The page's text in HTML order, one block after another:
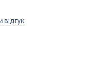
відгук